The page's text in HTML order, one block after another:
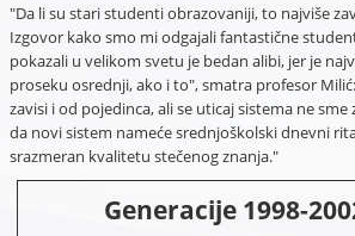
"Da li su stari studenti obrazovaniji, to najviše
Izgovor kako smo mi odgajali fantastične
pokazali u velikom svetu je bedan alibi, jer je
proseku osrednji, ako i to", smatra profesor
zavisi i od pojedinca, ali se uticaj sistema ne sme
da novi sistem nameće srednjoškolski dnevni
srazmeran kvalitetu stečenog znanja."
Generacije 1998-